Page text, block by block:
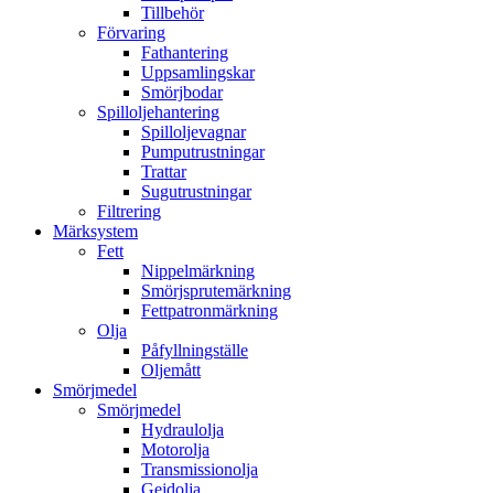
Tillbehör
Förvaring
Fathantering
Uppsamlingskar
Smörjbodar
Spilloljehantering
Spilloljevagnar
Pumputrustningar
Trattar
Sugutrustningar
Filtrering
Märksystem
Fett
Nippelmärkning
Smörjsprutemärkning
Fettpatronmärkning
Olja
Påfyllningställe
Oljemått
Smörjmedel
Smörjmedel
Hydraulolja
Motorolja
Transmissionolja